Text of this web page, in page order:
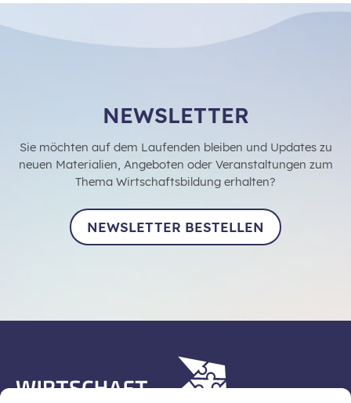
NEWSLETTER
Sie möchten auf dem Laufenden bleiben und Updates zu
neuen Materialien, Angeboten oder Veranstaltungen zum
Thema Wirtschaftsbildung erhalten?
NEWSLETTER BESTELLEN